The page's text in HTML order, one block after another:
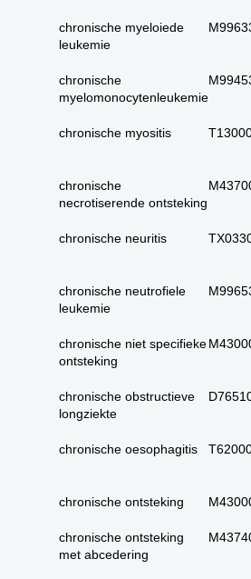
helpen?
21.
22.
chronische myeloiede
leukemie
chronische
myelomonocytenleukemie
chronische myositis
chronische
necrotiserende ontsteking
chronische neuritis
chronische neutrofiele
leukemie
chronische niet specifieke
ontsteking
chronische obstructieve
longziekte
chronische oesophagitis
chronische ontsteking
chronische ontsteking
met abcedering